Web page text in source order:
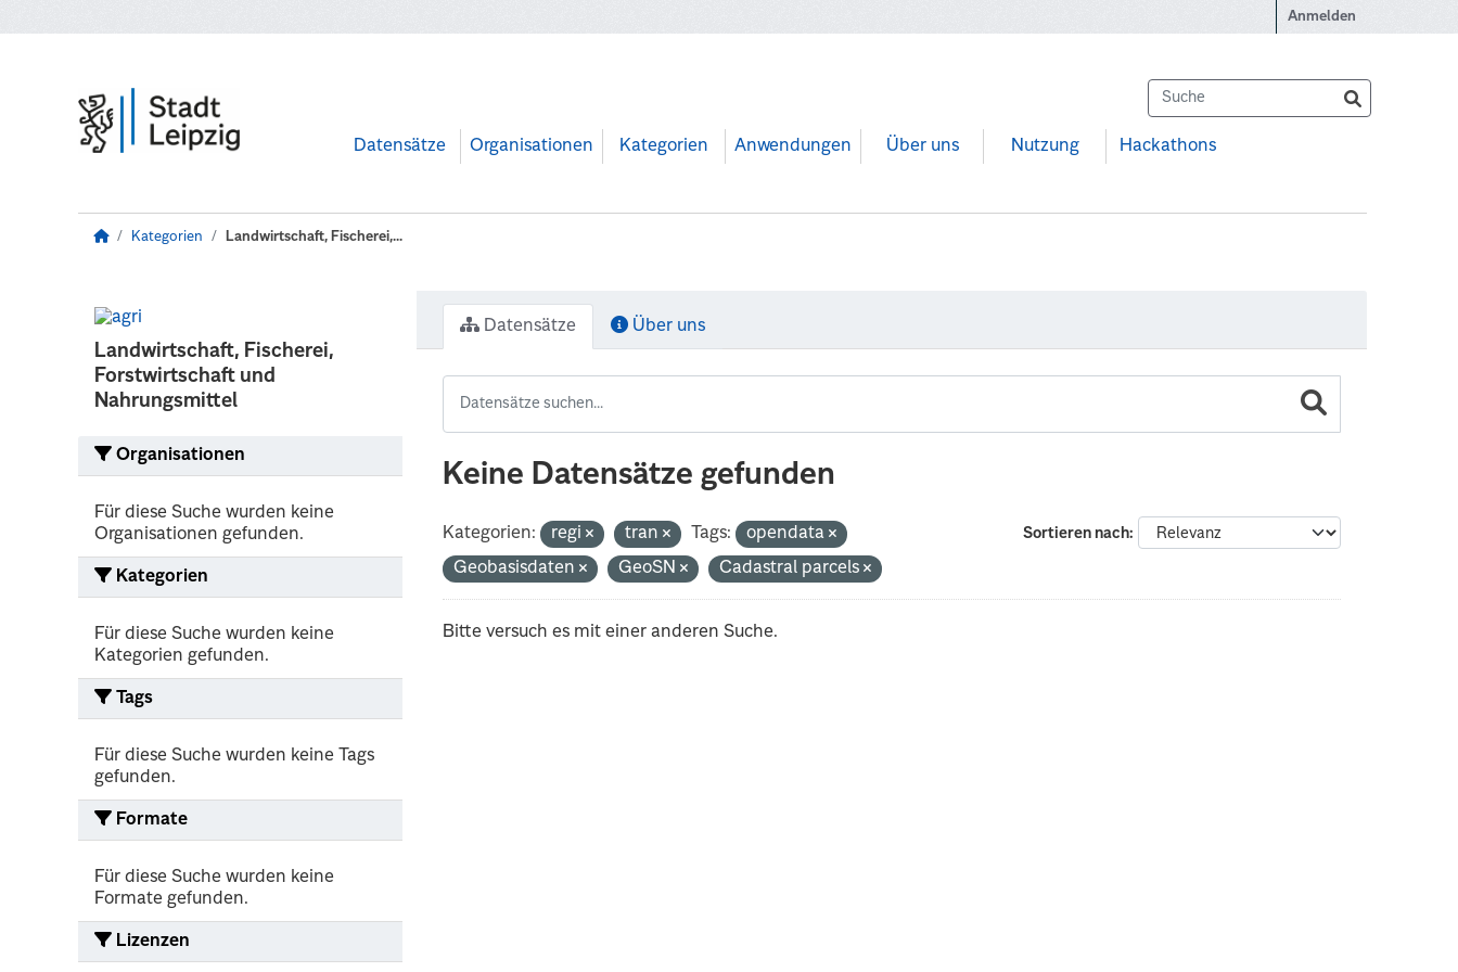
Anmelden
Datensätze Organisationen Kategorien Anwendungen Über uns Nutzung Hackathons
Kategorien Landwirtschaft, Fischerei,...
Landwirtschaft, Fischerei,
Forstwirtschaft und
Nahrungsmittel
Organisationen
Für diese Suche wurden keine
Organisationen gefunden.
Kategorien
Für diese Suche wurden keine
Kategorien gefunden.
Tags
Für diese Suche wurden keine Tags
gefunden.
Formate
Für diese Suche wurden keine
Formate gefunden.
Lizenzen
Datensätze Über uns
Keine Datensätze gefunden
Sortieren nach
Kategorien: regi tran Tags:
opendata
Geobasisdaten
GeoSN Cadastral parcels
Bitte versuch es mit einer anderen Suche.